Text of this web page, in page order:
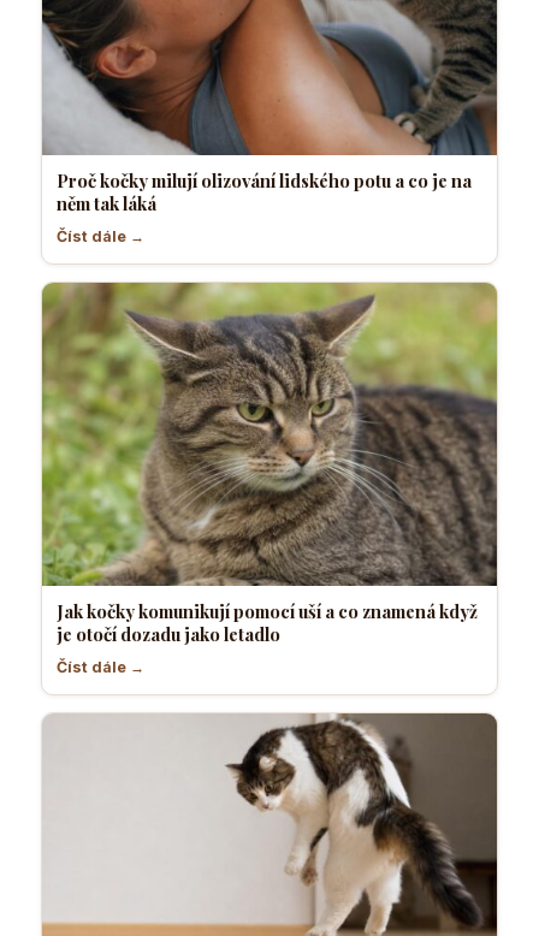
Proč kočky milují olizování lidského potu a co je na
něm tak láká
Číst dále →
Jak kočky komunikují pomocí uší a co znamená když
je otočí dozadu jako letadlo
Číst dále →